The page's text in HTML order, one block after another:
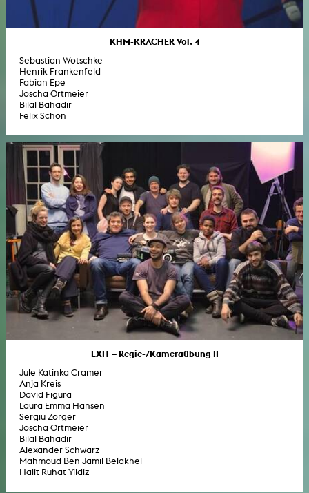
KHM-KRACHER Vol. 4
Sebastian Wotschke
Henrik Frankenfeld
Fabian Epe
Joscha Ortmeier
Bilal Bahadir
Felix Schon
EXIT – Regie-/Kameraübung II
Jule Katinka Cramer
Anja Kreis
David Figura
Laura Emma Hansen
Sergiu Zorger
Joscha Ortmeier
Bilal Bahadir
Alexander Schwarz
Mahmoud Ben Jamil Belakhel
Halit Ruhat Yildiz